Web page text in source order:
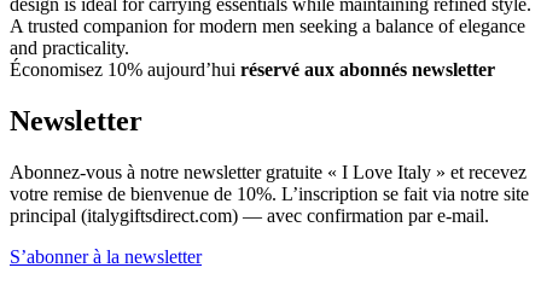
A trusted companion for modern men seeking a balance of elegance
and practicality.
Économisez 10% aujourd’hui réservé aux abonnés newsletter
Newsletter
Abonnez-vous à notre newsletter gratuite « I Love Italy » et recevez
votre remise de bienvenue de 10%. L’inscription se fait via notre site
principal (italygiftsdirect.com) — avec confirmation par e-mail.
S’abonner à la newsletter